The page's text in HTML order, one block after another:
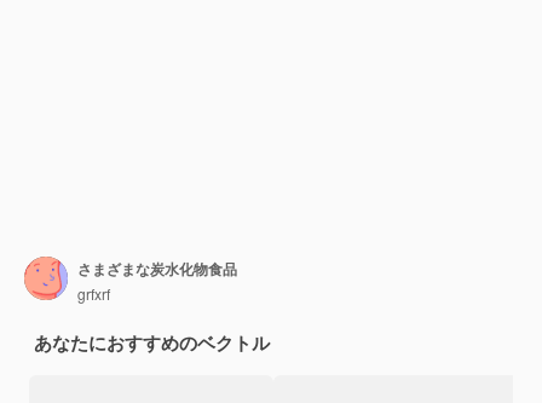
さまざまな炭水化物食品
grfxrf
あなたにおすすめのベクトル